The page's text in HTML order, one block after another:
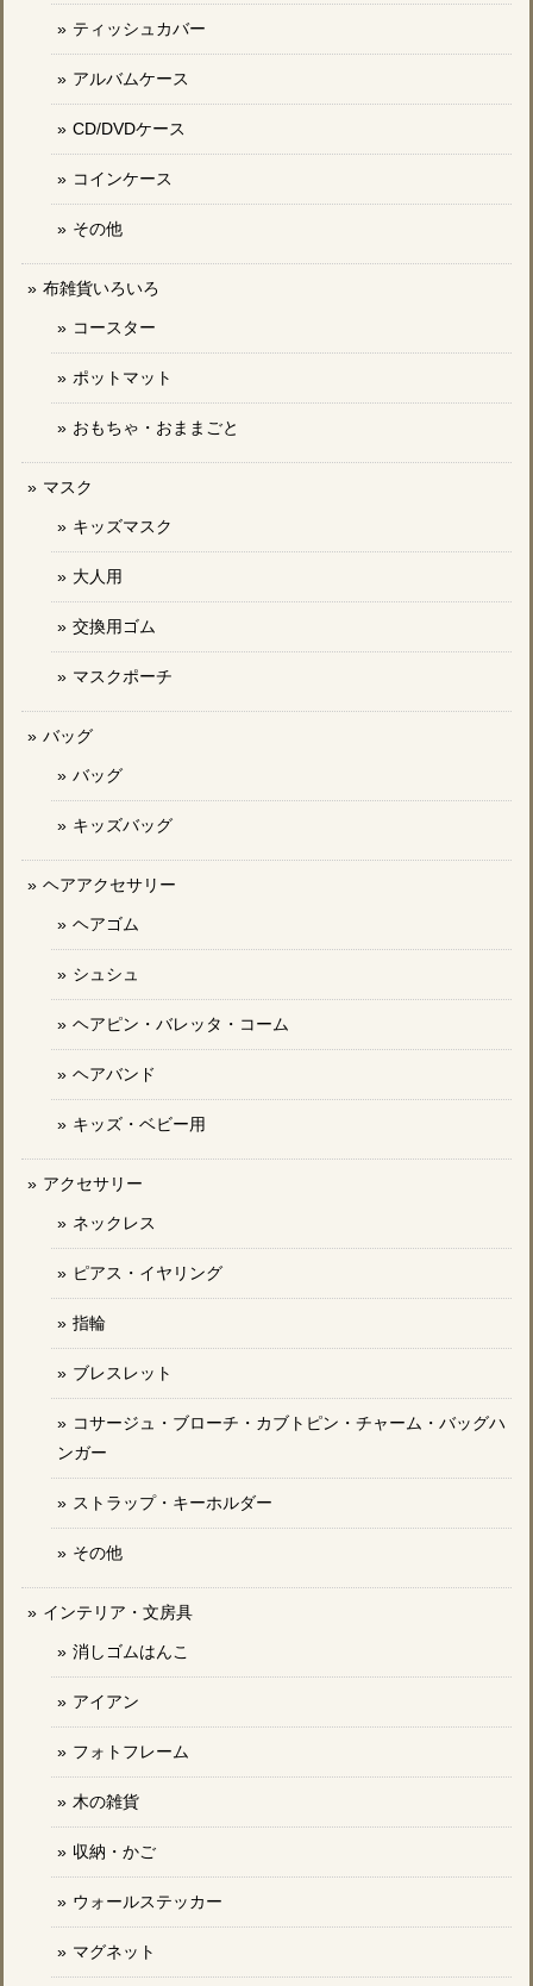
ティッシュカバー
アルバムケース
CD/DVDケース
コインケース
その他
布雑貨いろいろ
コースター
ポットマット
おもちゃ・おままごと
マスク
キッズマスク
大人用
交換用ゴム
マスクポーチ
バッグ
バッグ
キッズバッグ
ヘアアクセサリー
ヘアゴム
シュシュ
ヘアピン・バレッタ・コーム
ヘアバンド
キッズ・ベビー用
アクセサリー
ネックレス
ピアス・イヤリング
指輪
ブレスレット
コサージュ・ブローチ・カブトピン・チャーム・バッグハ
ンガー
ストラップ・キーホルダー
その他
インテリア・文房具
消しゴムはんこ
アイアン
フォトフレーム
木の雑貨
収納・かご
ウォールステッカー
マグネット